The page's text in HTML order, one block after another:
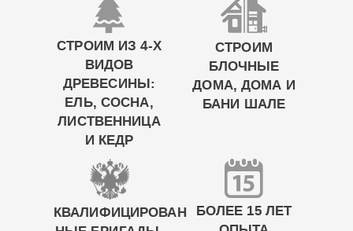
СТРОИМ ИЗ 4-Х
ВИДОВ
ДРЕВЕСИНЫ:
ЕЛЬ, СОСНА,
ЛИСТВЕННИЦА
И КЕДР
СТРОИМ
БЛОЧНЫЕ
ДОМА, ДОМА И
БАНИ ШАЛЕ
КВАЛИФИЦИРОВАН БОЛЕЕ 15 ЛЕТ